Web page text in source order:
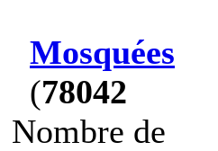
Mosquées
(78042
Nombre de